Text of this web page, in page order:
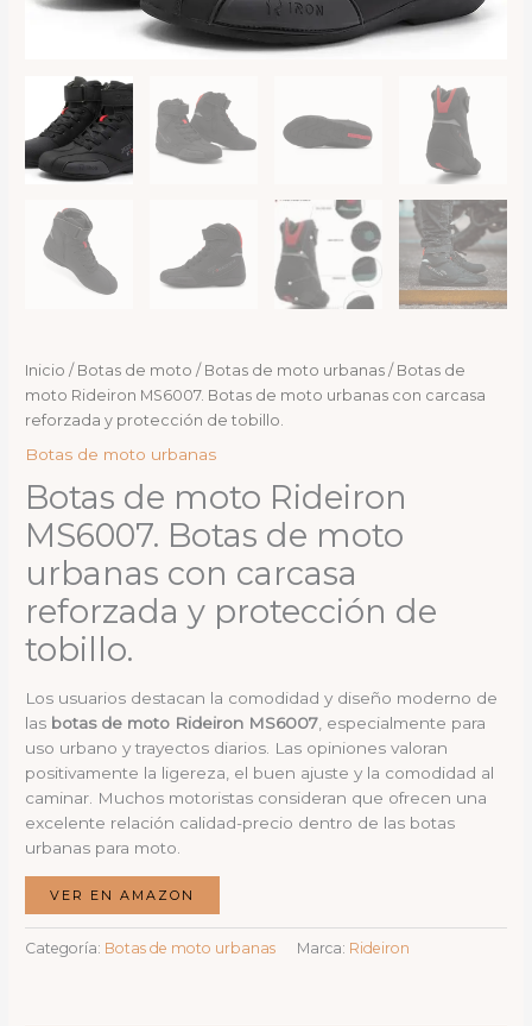
Inicio / Botas de moto / Botas de moto urbanas / Botas de
moto Rideiron MS6007. Botas de moto urbanas con carcasa
reforzada y protección de tobillo.
Botas de moto urbanas
Botas de moto Rideiron
MS6007. Botas de moto
urbanas con carcasa
reforzada y protección de
tobillo.
Los usuarios destacan la comodidad y diseño moderno de
las botas de moto Rideiron MS6007 , especialmente para
uso urbano y trayectos diarios. Las opiniones valoran
positivamente la ligereza, el buen ajuste y la comodidad al
caminar. Muchos motoristas consideran que ofrecen una
excelente relación calidad-precio dentro de las botas
urbanas para moto.
VER EN AMAZON
Categoría: Botas de moto urbanas Marca: Rideiron